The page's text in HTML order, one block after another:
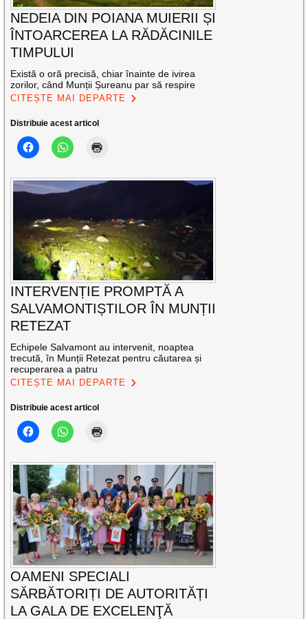
NEDEIA DIN POIANA MUIERII ȘI
ÎNTOARCEREA LA RĂDĂCINILE
TIMPULUI
Există o oră precisă, chiar înainte de ivirea
zorilor, când Munții Șureanu par să respire
CITEȘTE MAI DEPARTE
Distribuie acest articol
INTERVENȚIE PROMPTĂ A
SALVAMONTIȘTILOR ÎN MUNȚII
RETEZAT
Echipele Salvamont au intervenit, noaptea
trecută, în Munții Retezat pentru căutarea și
recuperarea a patru
CITEȘTE MAI DEPARTE
Distribuie acest articol
OAMENI SPECIALI
SĂRBĂTORIȚI DE AUTORITĂȚI
LA GALA DE EXCELENŢĂ